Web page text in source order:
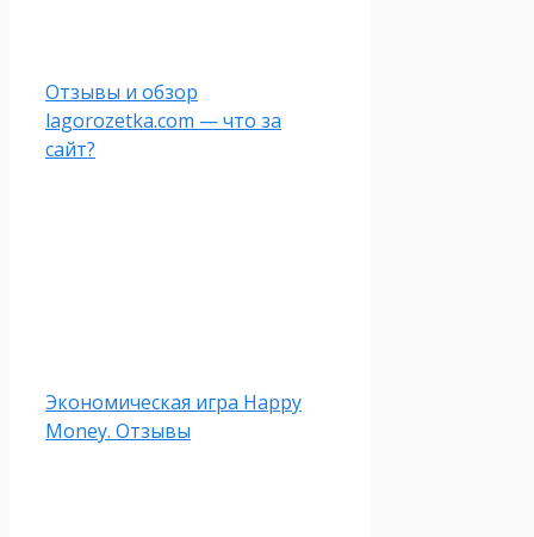
Отзывы и обзор
lagorozetka.com — что за
сайт?
Экономическая игра Happy
Money. Отзывы